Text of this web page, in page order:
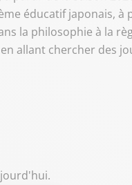
éducatif japonais, à
la philosophie à la
allant chercher des